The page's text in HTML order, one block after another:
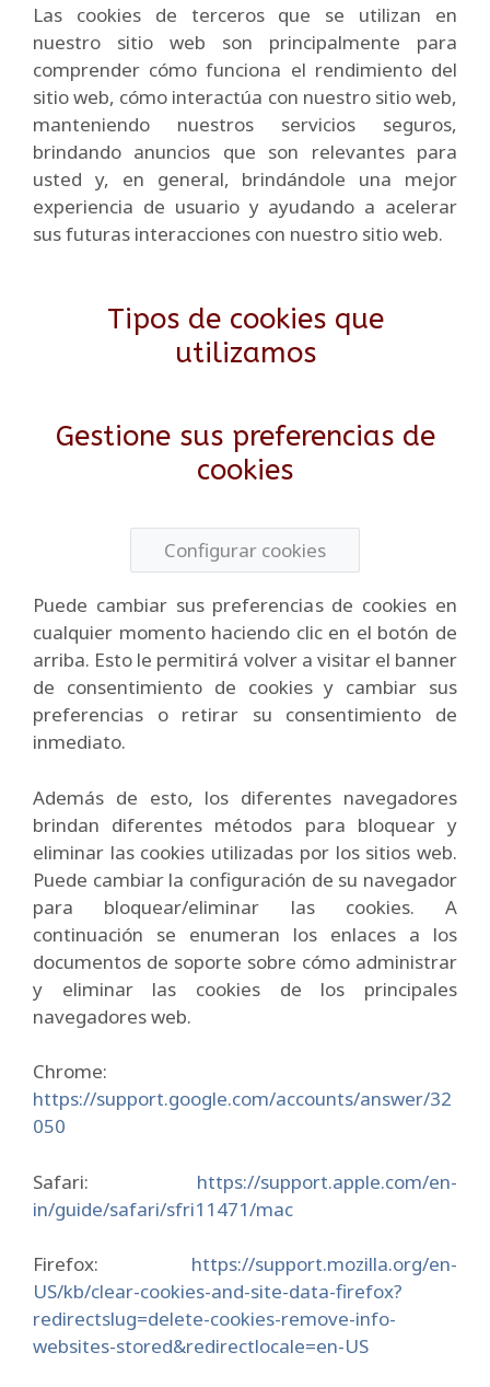
Las cookies de terceros que se utilizan en
nuestro sitio web son principalmente para
comprender cómo funciona el rendimiento del
sitio web, cómo interactúa con nuestro sitio web,
manteniendo nuestros servicios seguros,
brindando anuncios que son relevantes para
usted y, en general, brindándole una mejor
experiencia de usuario y ayudando a acelerar
sus futuras interacciones con nuestro sitio web.
Tipos de cookies que
utilizamos
Gestione sus preferencias de
cookies
Configurar cookies
Puede cambiar sus preferencias de cookies en
cualquier momento haciendo clic en el botón de
arriba. Esto le permitirá volver a visitar el banner
de consentimiento de cookies y cambiar sus
preferencias o retirar su consentimiento de
inmediato.
Además de esto, los diferentes navegadores
brindan diferentes métodos para bloquear y
eliminar las cookies utilizadas por los sitios web.
Puede cambiar la configuración de su navegador
para bloquear/eliminar las cookies. A
continuación se enumeran los enlaces a los
documentos de soporte sobre cómo administrar
y eliminar las cookies de los principales
navegadores web.
Chrome:
https://support.google.com/accounts/answer/32
050
Safari: https://support.apple.com/en-
in/guide/safari/sfri11471/mac
Firefox: https://support.mozilla.org/en-
US/kb/clear-cookies-and-site-data-firefox?
redirectslug=delete-cookies-remove-info-
websites-stored&redirectlocale=en-US